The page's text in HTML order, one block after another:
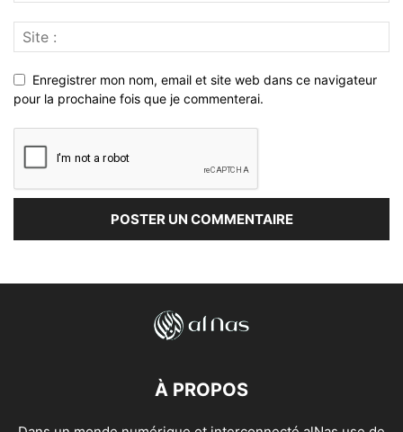
Enregistrer mon nom, email et site web dans ce navigateur
pour la prochaine fois que je commenterai.
À PROPOS